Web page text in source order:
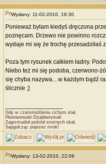
Wysłany: 11-02-2010, 19:30
Ponieważ byłam kiedyś dręczona
poznęcam. Drzewo nie powinno
wydaje mi się że trochę przesadziłaś
Poza tym rysunek całkiem ładny.
Niebo też mi się podoba, czerwono-
się chyba nazywa... w każdym bądź
ślicznie ;]
Gdy w czarsmutśleniu cichym stał,
Płomiennooki Dżabbersmok
Zagrzmudnił pośród srożnych skał,
Sapgulcząc poprzez mrok!
Wysłany: 13-02-2010, 22:06